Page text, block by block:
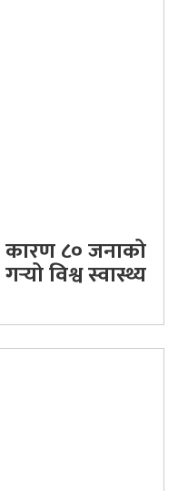
८० जनाको
विश्व स्वास्थ्य